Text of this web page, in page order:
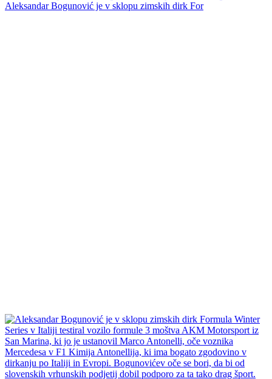
Aleksandar Bogunović je v sklopu zimskih dirk For